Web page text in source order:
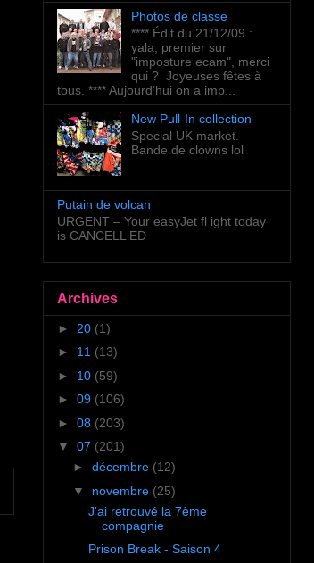
Photos de classe
**** Édit du 21/12/09 :
yala, premier sur
"imposture ecam", merci
qui ? Joyeuses fêtes à
tous. **** Aujourd'hui on a imp...
New Pull-In collection
Special UK market.
Bande de clowns lol
Putain de volcan
URGENT – Your easyJet fl ight today
is CANCELL ED
Archives
► 20 (1)
► 11 (13)
► 10 (59)
► 09 (106)
► 08 (203)
▼ 07 (201)
► décembre (12)
▼ novembre (25)
J'ai retrouvé la 7ème
compagnie
Prison Break - Saison 4